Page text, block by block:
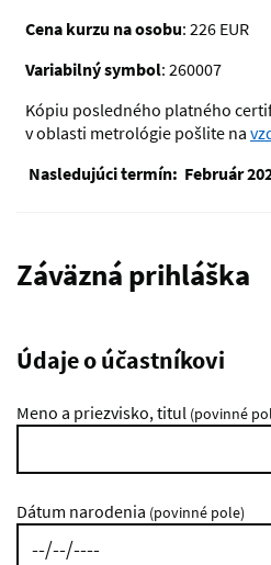
Cena kurzu na osobu: 226 EUR
Variabilný symbol: 260007
Kópiu posledného platného
v oblasti metrológie pošlite na
Nasledujúci termín: Február
Záväzná prihláška
Údaje o účastníkovi
Meno a priezvisko, titul (povinné
Dátum narodenia (povinné pole)